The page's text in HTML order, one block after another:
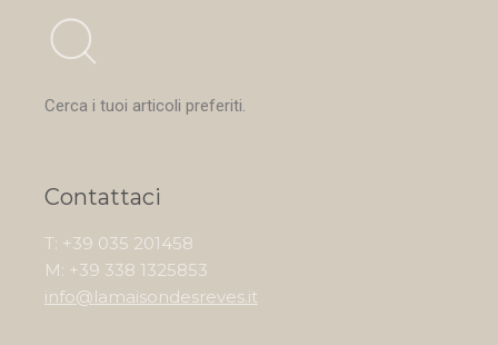
Cerca i tuoi articoli preferiti.
Contattaci
T: +39 035 201458
M: +39 338 1325853
info@lamaisondesreves.it